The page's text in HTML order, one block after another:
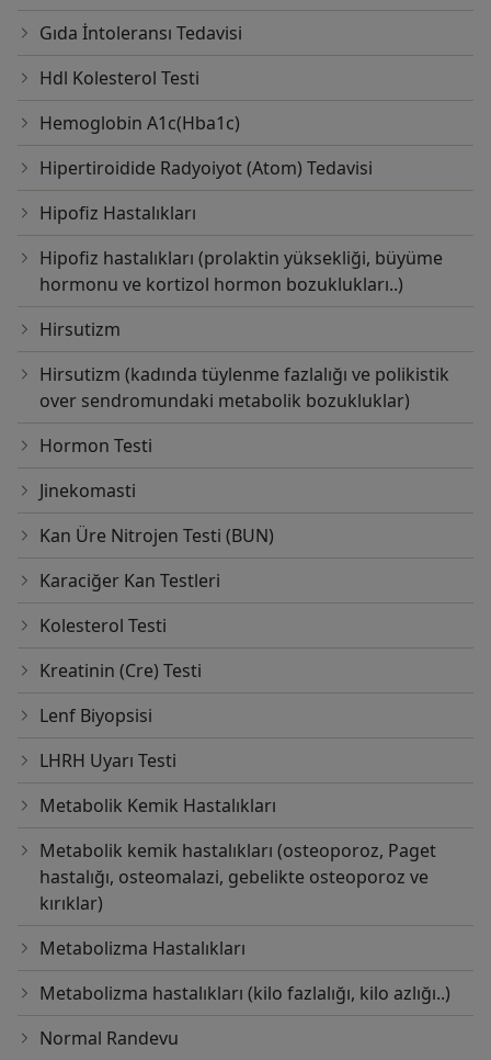
Gıda İntoleransı Tedavisi
Hdl Kolesterol Testi
Hemoglobin A1c(Hba1c)
Hipertiroidide Radyoiyot (Atom) Tedavisi
Hipofiz Hastalıkları
Hipofiz hastalıkları (prolaktin yüksekliği, büyüme
hormonu ve kortizol hormon bozuklukları..)
Hirsutizm
Hirsutizm (kadında tüylenme fazlalığı ve polikistik
over sendromundaki metabolik bozukluklar)
Hormon Testi
Jinekomasti
Kan Üre Nitrojen Testi (BUN)
Karaciğer Kan Testleri
Kolesterol Testi
Kreatinin (Cre) Testi
Lenf Biyopsisi
LHRH Uyarı Testi
Metabolik Kemik Hastalıkları
Metabolik kemik hastalıkları (osteoporoz, Paget
hastalığı, osteomalazi, gebelikte osteoporoz ve
kırıklar)
Metabolizma Hastalıkları
Metabolizma hastalıkları (kilo fazlalığı, kilo azlığı..)
Normal Randevu